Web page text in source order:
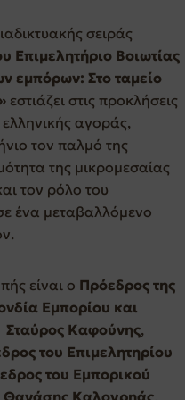
σειράς
Επιμελητήριο Βοιωτίας
εμπόρων: Στο ταμείο
εστιάζει στις προκλήσεις
ελληνικής αγοράς,
τον παλμό της
της μικρομεσαίας
τον ρόλο του
ένα μεταβαλλόμενο
είναι ο Πρόεδρος της
Εμπορίου και
Σταύρος Καφούνης,
του Επιμελητηρίου
του Εμπορικού
Θανάσης Καλογρηάς